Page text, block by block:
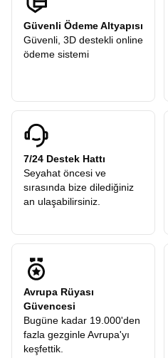
Güvenli Ödeme Altyapısı
Güvenli, 3D destekli online
ödeme sistemi
7/24 Destek Hattı
Seyahat öncesi ve
sırasında bize dilediğiniz
an ulaşabilirsiniz.
Avrupa Rüyası
Güvencesi
Bugüne kadar 19.000'den
fazla gezginle Avrupa'yı
keşfettik.